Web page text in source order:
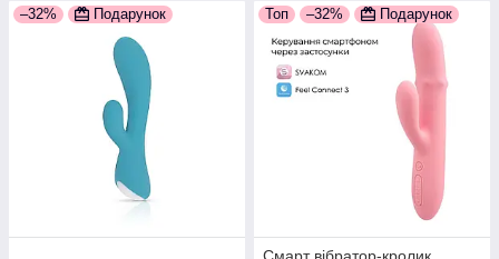
–32% Подарунок Топ –32% Подарунок